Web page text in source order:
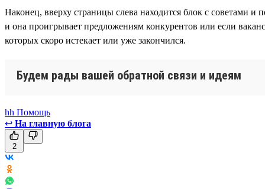
Наконец, вверху страницы слева находится блок с советами
и она проигрывает предложениям конкурентов или если
которых скоро истекает или уже закончился.
Будем рады вашей обратной связи и идеям
hh Помощь
↩ На главную блога
2